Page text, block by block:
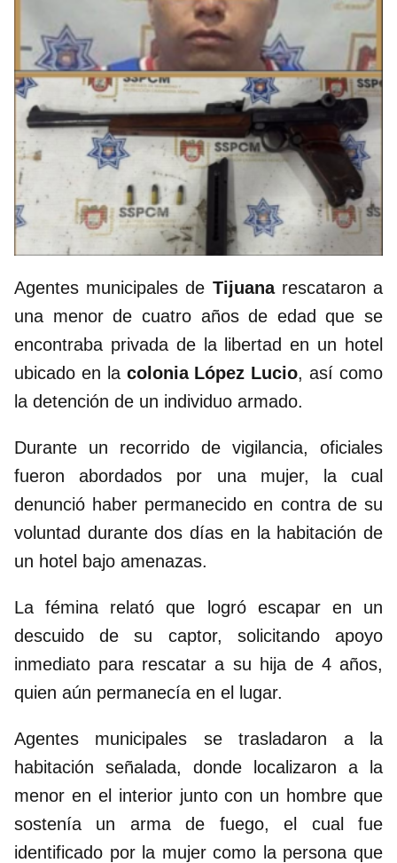
Agentes municipales de Tijuanarescataron a
una menor de cuatro años de edad que se
encontraba privada de la libertad en un hotel
ubicado en la colonia López Lucio, así como
la detención de un individuo armado.
Durante un recorrido de vigilancia, oficiales
fueron abordados por una mujer, la cual
denunció haber permanecido en contra de su
voluntad durante dos días en la habitación de
un hotel bajo amenazas.
La fémina relató que logró escapar en un
descuido de su captor, solicitando apoyo
inmediato para rescatar a su hija de 4 años,
quien aún permanecía en el lugar.
Agentes municipales se trasladaron a la
habitación señalada, donde localizaron a la
menor en el interior junto con un hombre que
sostenía un arma de fuego, el cual fue
identificado por la mujer como la persona que